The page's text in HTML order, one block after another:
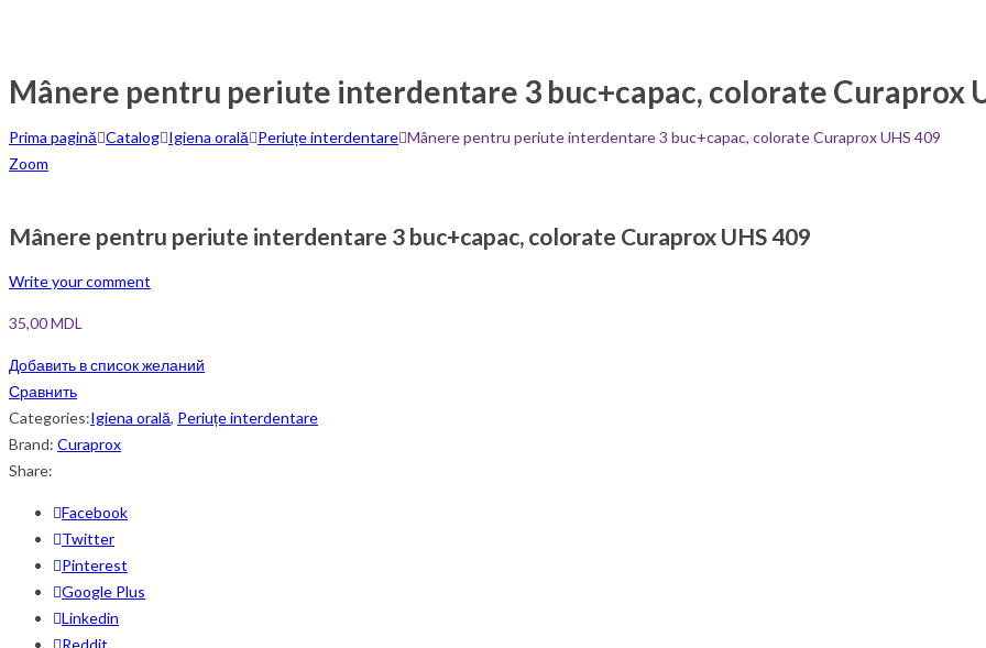
Mânere pentru periute interdentare 3 buc+capac, colorate Curaprox
Prima pagină Catalog Igiena orală Periuțe interdentare Mânere pentru periute interdentare 3 buc+capac, colorate Curaprox UHS 409
Zoom
Mânere pentru periute interdentare 3 buc+capac, colorate Curaprox UHS 409
Write your comment
35,00MDL
Добавить в список желаний
Сравнить
Categories:Igiena orală, Periuțe interdentare
Brand: Curaprox
Share:
Facebook
Twitter
Pinterest
Google Plus
Linkedin
Reddit